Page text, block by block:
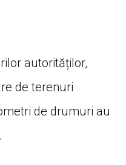
autorităților,
de terenuri
de drumuri au